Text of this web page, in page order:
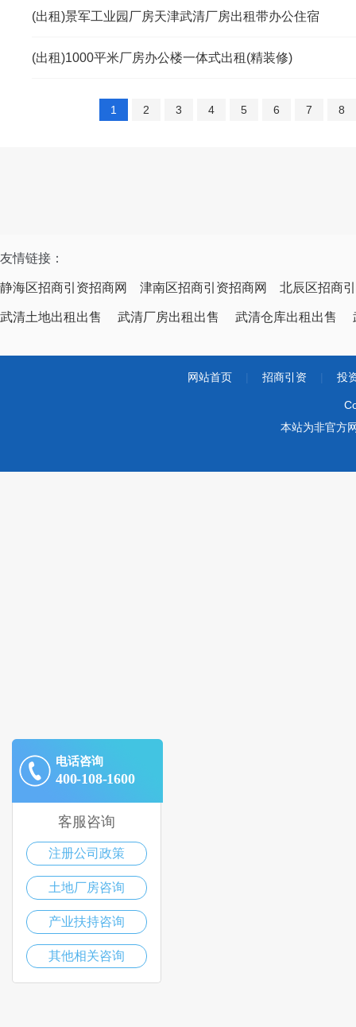
(出租)景军工业园厂房天津武清厂房出租带办公住宿
(出租)1000平米厂房办公楼一体式出租(精装修)
1 2 3 4 5 6 7 8
友情链接：
静海区招商引资招商网 津南区招商引资招商网 北辰区招商
武清土地出租出售 武清厂房出租出售 武清仓库出租出售
网站首页 招商引资 投
本站为非官方
电话咨询
400-108-1600
客服咨询
注册公司政策
土地厂房咨询
产业扶持咨询
其他相关咨询